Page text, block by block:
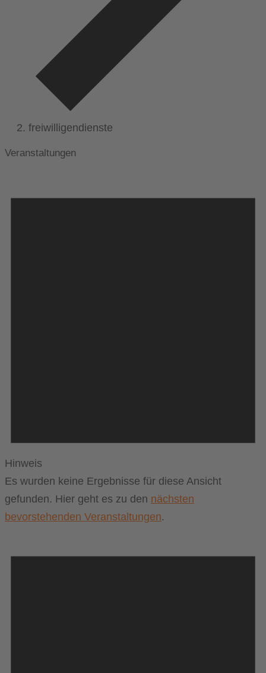
freiwilligendienste
Veranstaltungen
Hinweis
Es wurden keine Ergebnisse für diese Ansicht
gefunden. Hier geht es zu den nächsten
bevorstehenden Veranstaltungen.